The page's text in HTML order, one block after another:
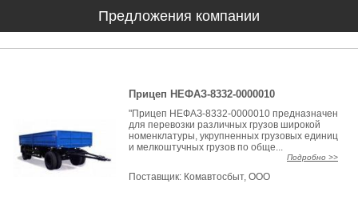
Предложения компании
Прицеп НЕФАЗ-8332-0000010
"Прицеп НЕФАЗ-8332-0000010 предназначен
для перевозки различных грузов широкой
номенклатуры, укрупненных грузовых единиц
и мелкоштучных грузов по обще...
Подробно >>
Поставщик: Комавтосбыт, ООО